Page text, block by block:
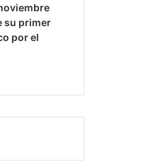
su primer
por el